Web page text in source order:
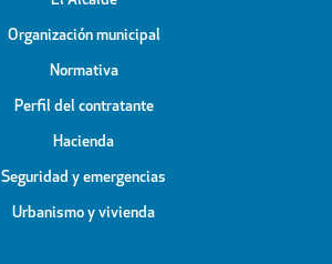
Organización municipal
Normativa
Perfil del contratante
Hacienda
Seguridad y emergencias
Urbanismo y vivienda